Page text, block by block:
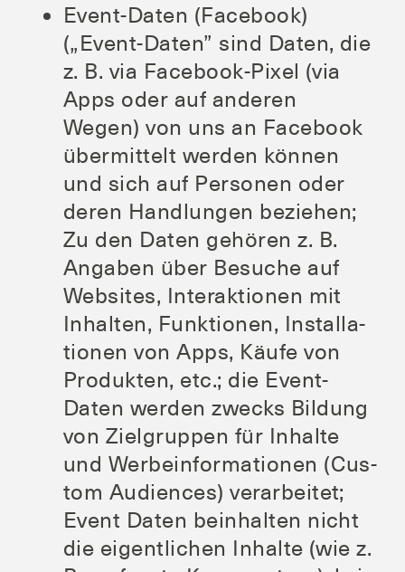
Event-Daten (Face­book)
(„Event-Daten” sind Daten, die
z. B. via Face­book-Pixel (via
Apps oder auf ande­ren
Wegen) von uns an Face­book
über­mit­telt wer­den kön­nen
und sich auf Per­so­nen oder
deren Hand­lun­gen bezie­hen;
Zu den Daten gehö­ren z. B.
Anga­ben über Besu­che auf
Web­sites, Inter­ak­tio­nen mit
Inhal­ten, Funk­tio­nen, Instal­la­
tio­nen von Apps, Käu­fe von
Pro­duk­ten, etc.; die Event-
Daten wer­den zwecks Bil­dung
von Ziel­grup­pen für Inhal­te
und Wer­be­infor­ma­tio­nen (Cus­
tom Audi­en­ces) ver­ar­bei­tet;
Event Daten beinhal­ten nicht
die eigent­li­chen Inhal­te (wie z.